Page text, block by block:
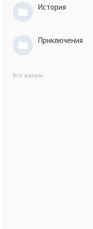
История
Приключения
Все жанры